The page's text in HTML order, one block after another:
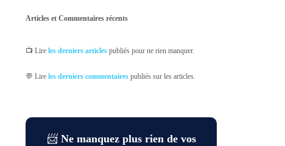
Articles et Commentaires récents
📺 Lireles derniers articles publiés pour ne rien manquer.
💬 Lireles derniers commentaires publiés sur les articles.
📨 Ne manquez plus rien de vos